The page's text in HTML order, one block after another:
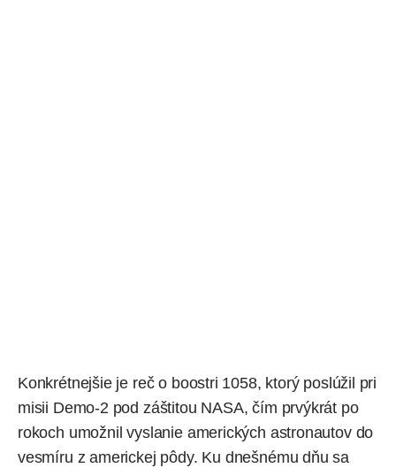
Konkrétnejšie je reč o boostri 1058, ktorý poslúžil pri
misii Demo-2 pod záštitou NASA, čím prvýkrát po
rokoch umožnil vyslanie amerických astronautov do
vesmíru z americkej pôdy. Ku dnešnému dňu sa